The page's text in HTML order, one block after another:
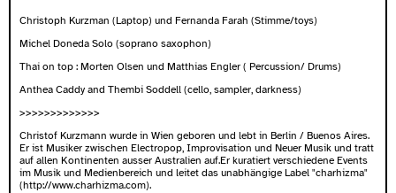
Christoph Kurzman (Laptop) und Fernanda Farah (Stimme/toys)
Michel Doneda Solo (soprano saxophon)
Thai on top : Morten Olsen und Matthias Engler ( Percussion/ Drums)
Anthea Caddy and Thembi Soddell (cello, sampler, darkness)
>>>>>>>>>>>>>
Christof Kurzmann wurde in Wien geboren und lebt in Berlin / Buenos Aires.
Er ist Musiker zwischen Electropop, Improvisation und Neuer Musik und tratt
auf allen Kontinenten ausser Australien auf.Er kuratiert verschiedene Events
im Musik und Medienbereich und leitet das unabhängige Label "charhizma"
(http://www.charhizma.com).